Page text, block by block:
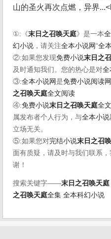
山的圣火再次点燃，异界
①:《末日之召唤天庭》是一本
幻小说 ，请关注全本小说网“全
②:如果您发现免费小说末日之
及时通知我们。您的热心是对全
③:全本小说网是免费小说阅读网
之召唤天庭全文阅读
④:免费小说末日之召唤天庭全
属发布者个人行为，与全本小说
立场无关。
⑤:如果您对完结小说末日之召
面有质疑，请及时与我们联系
谢！
搜索关键字——末日之召唤天庭
之召唤天庭全集 全本科幻小说